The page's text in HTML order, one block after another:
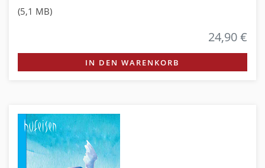
(5,1 MB)
24,90 €
IN DEN WARENKORB